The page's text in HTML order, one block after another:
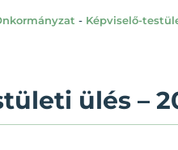
- Képviselő-
ülés –